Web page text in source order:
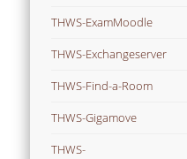
THWS-ExamMoodle
THWS-Exchangeserver
THWS-Find-a-Room
THWS-Gigamove
THWS-